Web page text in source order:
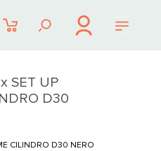
SET UP
D30
CILINDRO D30 NERO